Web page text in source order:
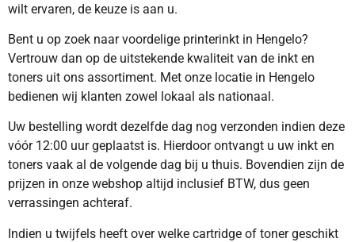
wilt ervaren, de keuze is aan u.
Bent u op zoek naar voordelige printerinkt in Hengelo?
Vertrouw dan op de uitstekende kwaliteit van de inkt en
toners uit ons assortiment. Met onze locatie in Hengelo
bedienen wij klanten zowel lokaal als nationaal.
Uw bestelling wordt dezelfde dag nog verzonden indien deze
vóór 12:00 uur geplaatst is. Hierdoor ontvangt u uw inkt en
toners vaak al de volgende dag bij u thuis. Bovendien zijn de
prijzen in onze webshop altijd inclusief BTW, dus geen
verrassingen achteraf.
Indien u twijfels heeft over welke cartridge of toner geschikt